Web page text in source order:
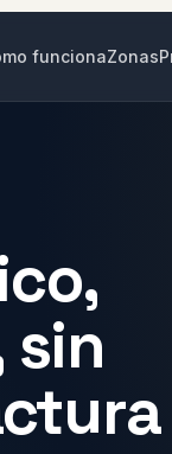
funcionaZonas
sin